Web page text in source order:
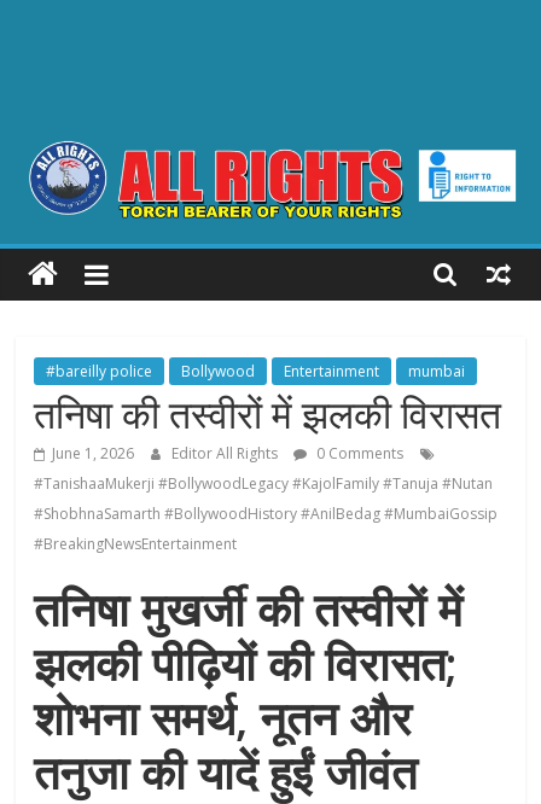
ALL
RIGHTS
Torch
Bearer
your
Rights
#bareilly police Bollywood Entertainment mumbai
तनिषा की तस्वीरों में झलकी विरासत
June 1, 2026 Editor All Rights
0 Comments
#TanishaaMukerji #BollywoodLegacy #KajolFamily #Tanuja #Nutan
#ShobhnaSamarth #BollywoodHistory #AnilBedag #MumbaiGossip
#BreakingNewsEntertainment
तनिषा मुखर्जी की तस्वीरों में
झलकी पीढ़ियों की विरासत;
शोभना समर्थ, नूतन और
तनुजा की यादें हुईं जीवंत